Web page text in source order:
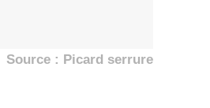
Source : Picard serrure